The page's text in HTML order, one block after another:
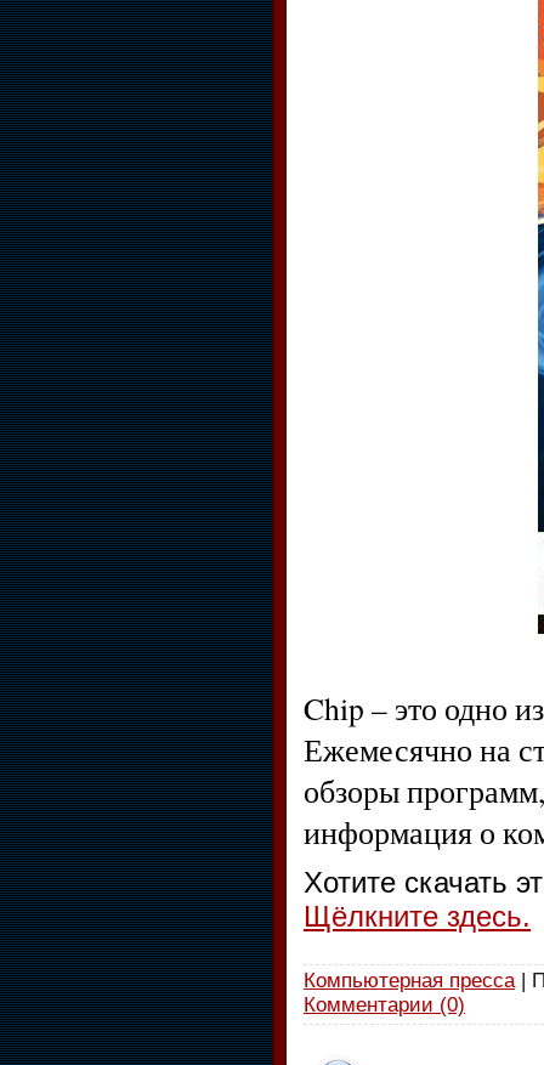
Chip – это одно
Ежемесячно на
обзоры
информация о
Хотите скачать
Щёлкните здесь.
Компьютерная пресса |
Комментарии (0)